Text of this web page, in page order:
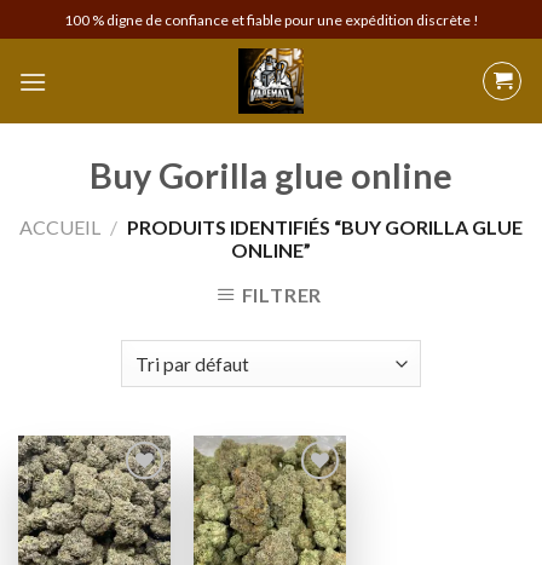
to
content
100 % digne de confiance et fiable pour une expédition discrète !
Buy Gorilla glue online
ACCUEIL / PRODUITS IDENTIFIÉS “BUY GORILLA GLUE
ONLINE”
FILTRER
Add to
wishlist
Add to
wishlist